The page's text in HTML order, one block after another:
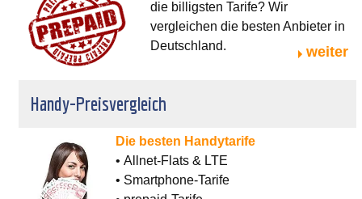
die billigsten Tarife? Wir
vergleichen die besten Anbieter in
Deutschland.
weiter
Handy-Preisvergleich
Die besten Handytarife
• Allnet-Flats & LTE
• Smartphone-Tarife